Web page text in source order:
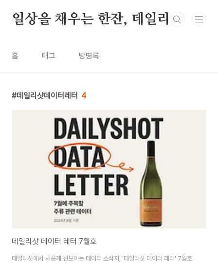
일상을 채우는 한잔, 데일리샷
홈 태그 방명록
데일리샷데이터레터 4
데일리샷 데이터 레터 7월호
데일리샷에서 새롭게 선보이는 데이터 소식지, '데일리샷 데이터 레터' 7월호